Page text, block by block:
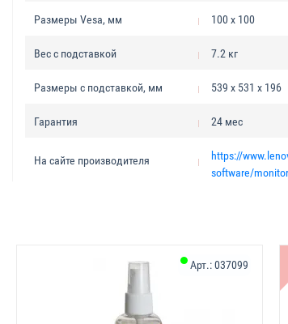
Размеры Vesa, мм 100 x 100
Вес с подставкой 7.2 кг
Размеры с подставкой, мм 539 х 531 х 196
Гарантия 24 мес
На сайте производителя
https://
software/
Арт.:037099